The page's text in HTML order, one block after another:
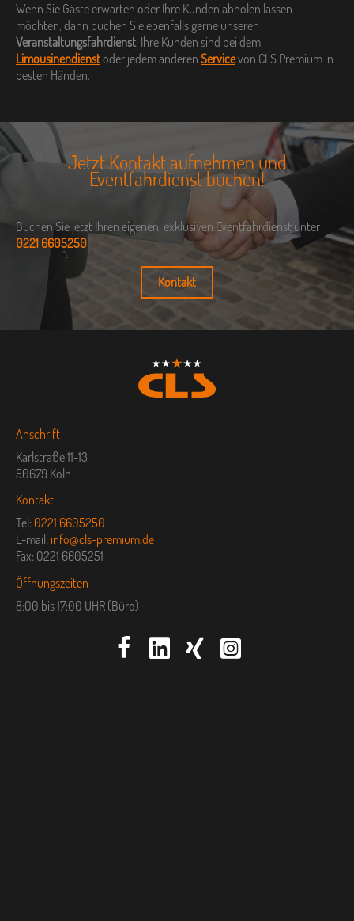
Wenn Sie Gäste erwarten oder Ihre Kunden abholen lassen
möchten, dann buchen Sie ebenfalls gerne unseren
Veranstaltungsfahrdienst. Ihre Kunden sind bei dem
Limousinendienstoder jedem anderen Servicevon CLS Premium in
besten Händen.
Jetzt Kontakt aufnehmen und
Eventfahrdienst buchen!
Buchen Sie jetzt Ihren eigenen, exklusiven Eventfahrdienst unter
0221 6605250!
Kontakt
Anschrift
Karlstraße 11-13
50679 Köln
Kontakt
Tel: 0221 6605250
E-mail: info@cls-premium.de
Fax: 0221 6605251
Öffnungszeiten
8:00 bis 17:00 UHR (Büro)